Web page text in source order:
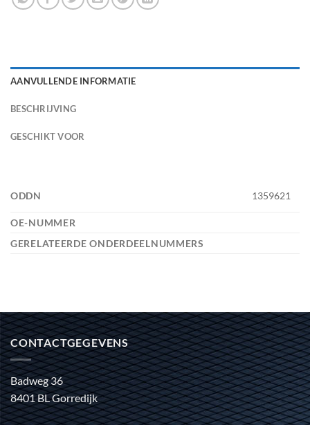
AANVULLENDE INFORMATIE
BESCHRIJVING
GESCHIKT VOOR
ODDN 1359621
OE-NUMMER
GERELATEERDE ONDERDEELNUMMERS
CONTACTGEGEVENS
Badweg 36
8401 BL Gorredijk